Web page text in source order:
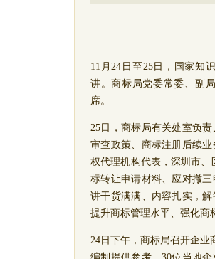
11 月24 日至 25日，国家知
讲。商标局党委常委、副
席。
25 日，商标局有关处室负
审查政策、商标注册后续
权代理机构代表，深圳市
标转让申请材料、应对撤
讲干货满满、内容扎实，解
提升商标管理水平、强化商
24 日下午 ，商标局召开企业